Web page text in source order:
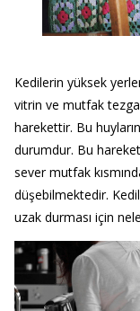
Kedilerin yüksek
vitrin ve mutfak
harekettir. Bu
durumdur. Bu
sever mutfak
düşebilmektedir.
uzak durması için